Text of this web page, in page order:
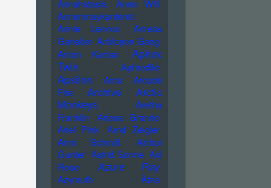
Annahstasia
Anne Will
Annenmaykantereit
Annie Lennox
Anreas
Gabalier Antilopen Gang
Anton Karras
Aphex
Twin
Aphrodite
Apsilon Arca
Arcade
Fire
Archive
Arctic
Monkeys
Aretha
Franklin
Ariana Grande
Ariel Pink
Arnd Zeigler
Arno Schmitt
Arthur
Gunter Astrid Sonne Axl
Rose
Azure Ray
Azymuth
Ätna